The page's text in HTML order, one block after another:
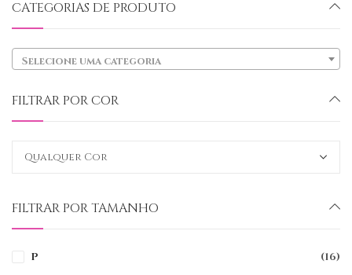
CATEGORIAS DE PRODUTO
Selecione uma categoria
FILTRAR POR COR
FILTRAR POR TAMANHO
P (16)